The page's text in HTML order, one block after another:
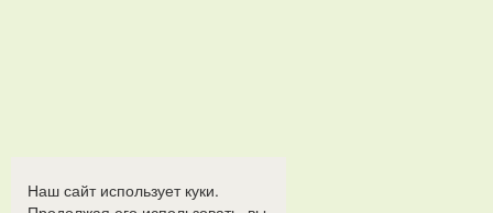
Наш сайт использует куки.